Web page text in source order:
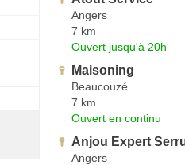
Angers
7 km
Ouvert jusqu'à 20h
Maisoning
Beaucouzé
7 km
Ouvert en continu
Anjou Expert
Angers